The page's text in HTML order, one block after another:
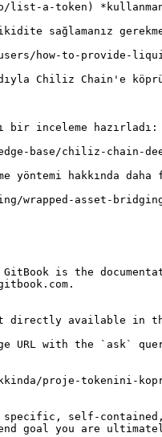
list-a-token)
sağlamanız
how-to-provide-
Chiliz Chain'e
bir inceleme hazırladı:
base/chiliz-chain-
yöntemi hakkında
wrapped-asset-
is the
available in
URL with the `ask`
proje-tokenini-
self-
goal you are